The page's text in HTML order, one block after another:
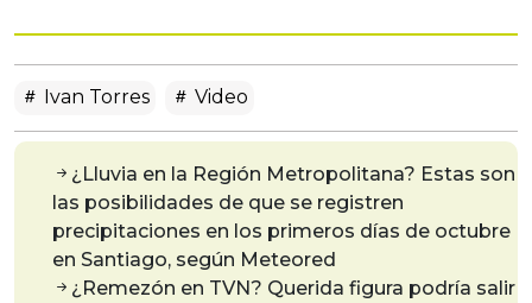
Ivan Torres Video
¿Lluvia en la Región Metropolitana? Estas son
las posibilidades de que se registren
precipitaciones en los primeros días de octubre
en Santiago, según Meteored
¿Remezón en TVN? Querida figura podría salir